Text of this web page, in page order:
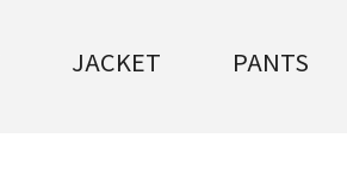
JACKET PANTS